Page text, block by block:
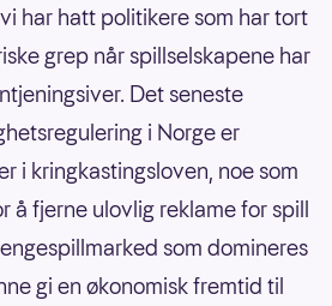
har hatt politikere som har tort
grep når spillselskapene har
Det seneste
i Norge er
i kringkastingsloven, noe som
å fjerne ulovlig reklame for spill
som domineres
gi en økonomisk fremtid til